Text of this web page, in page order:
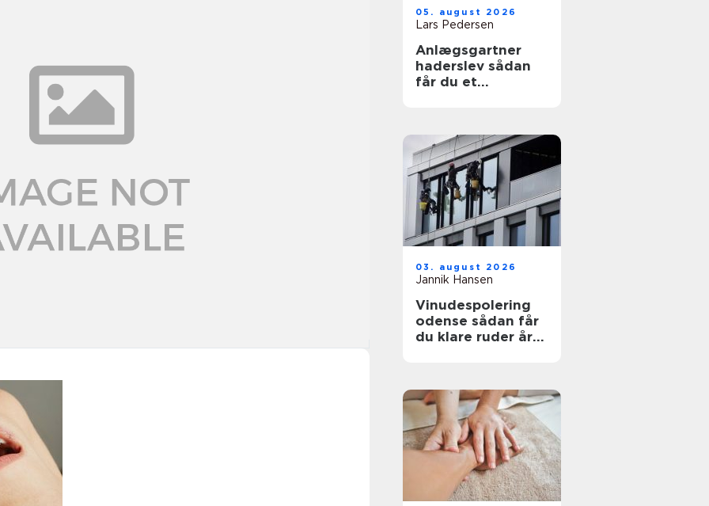
05. august 2026
Lars Pedersen
Anlægsgartner
haderslev sådan
får du et
03. august 2026
Jannik Hansen
Vinudespolering
odense sådan får
du klare ruder året